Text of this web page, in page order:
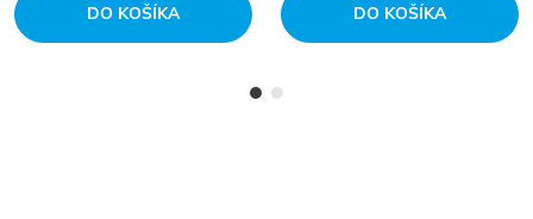
DO KOŠÍKA DO KOŠÍKA